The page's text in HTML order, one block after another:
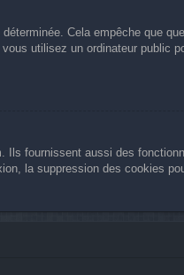
Cela empêche que
utilisez un ordinateur public
fournissent aussi des
la suppression des cookies